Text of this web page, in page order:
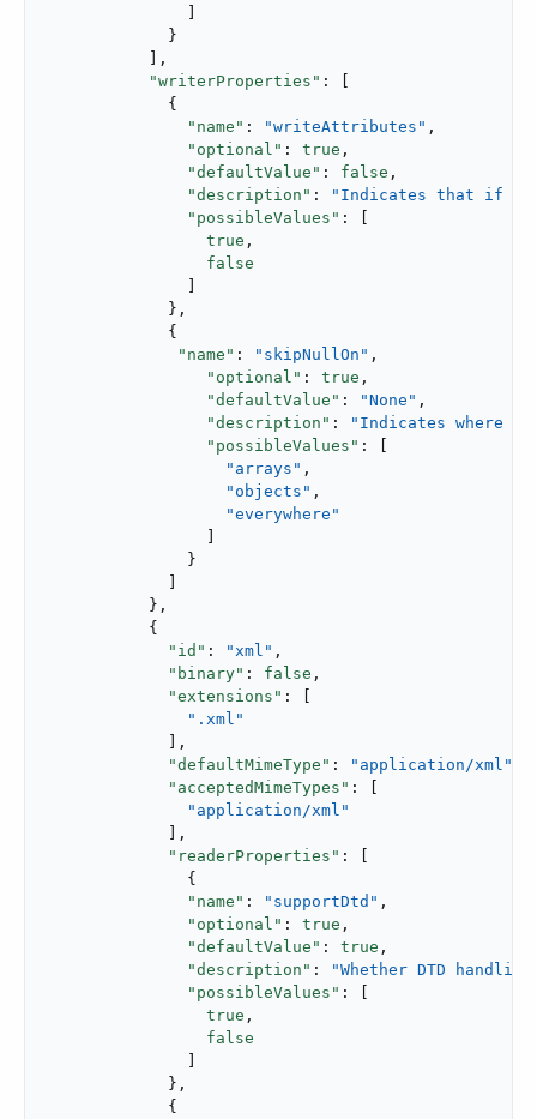
             }
           ],
"writerProperties" : [
             {
"name" : "writeAttributes" ,
"optional" : true ,
"defaultValue" : false ,
"description" :
"Indicates that if a
"possibleValues" : [
true ,
false
             },
             {
"name" : "skipNullOn" ,
"optional" : true ,
"defaultValue" : "None" ,
"description" :
"Indicates where
"possibleValues" : [
"arrays" ,
"objects" ,
"everywhere"
               }
           },
           {
"id" : "xml" ,
"binary" : false ,
"extensions" : [
".xml"
             ],
"defaultMimeType" : "application/xml"
"acceptedMimeTypes" : [
"application/xml"
             ],
"readerProperties" : [
               {
"name" : "supportDtd" ,
"optional" : true ,
"defaultValue" : true ,
"description" :
"Whether DTD
"possibleValues" : [
true ,
false
             },
             {